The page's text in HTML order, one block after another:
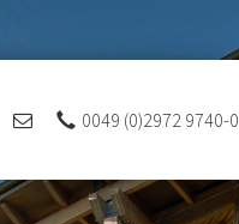
0049 (0)2972 9740-0